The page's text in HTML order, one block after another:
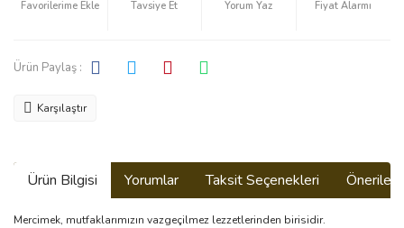
Tavsiye Et Yorum Yaz Fiyat Alarmı
Ürün Paylaş :
Karşılaştır
Ürün Bilgisi Yorumlar Taksit Seçenekleri
Mercimek, mutfaklarımızın vazgeçilmez lezzetlerinden birisidir.